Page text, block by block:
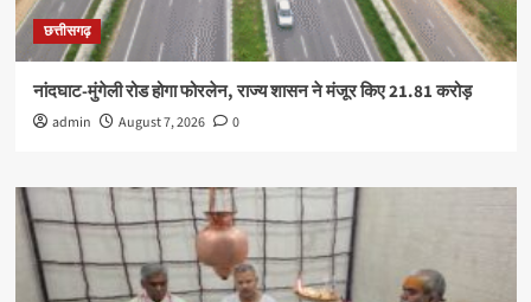
छत्तीसगढ़
नांदघाट-मुंगेली रोड होगा फोरलेन, राज्य शासन ने मंजूर किए 21.81 करोड़
admin August 7, 2026 0